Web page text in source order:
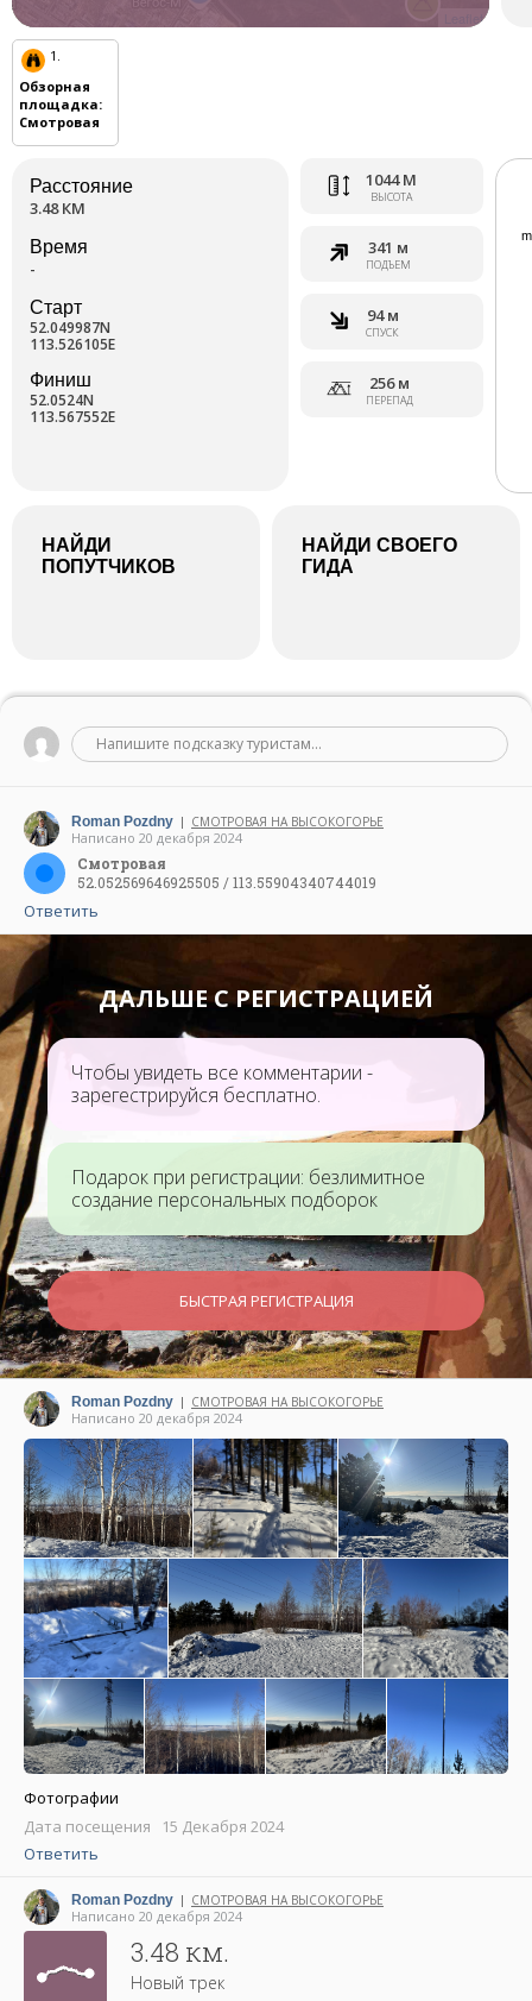
Leaflet
1.
Обзорная
площадка:
Смотровая
Расстояние
3.48 КМ
Время
-
Старт
52.049987N
113.526105E
Финиш
52.0524N
113.567552E
1044 М
ВЫСОТА
341 м
ПОДЪЕМ
94 м
СПУСК
256 м
ПЕРЕПАД
m
НАЙДИ
ПОПУТЧИКОВ
НАЙДИ СВОЕГО
ГИДА
Напишите подсказку туристам...
Roman Pozdny | СМОТРОВАЯ НА ВЫСОКОГОРЬЕ
Написано 20 декабря 2024
Смотровая
52.052569646925505 / 113.55904340744019
Ответить
ДАЛЬШЕ С РЕГИСТРАЦИЕЙ
Чтобы увидеть все комментарии -
зарегестрируйся бесплатно.
Подарок при регистрации: безлимитное
создание персональных подборок
БЫСТРАЯ РЕГИСТРАЦИЯ
Roman Pozdny | СМОТРОВАЯ НА ВЫСОКОГОРЬЕ
Написано 20 декабря 2024
Фотографии
Дата посещения 15 Декабря 2024
Ответить
Roman Pozdny | СМОТРОВАЯ НА ВЫСОКОГОРЬЕ
Написано 20 декабря 2024
3.48 км.
Новый трек